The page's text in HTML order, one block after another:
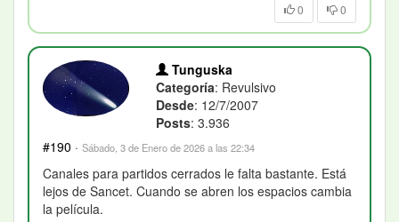
0 0
Tunguska
Categoría: Revulsivo
Desde: 12/7/2007
Posts: 3.936
#190 · Sábado, 3 de Enero de 2026 a las 22:34
Canales para partidos cerrados le falta bastante. Está
lejos de Sancet. Cuando se abren los espacios cambia
la película.